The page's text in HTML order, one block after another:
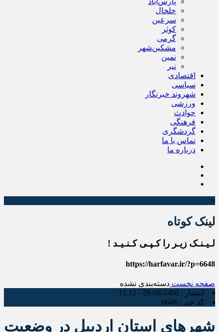
خلخال
سرعین
کوثر
گرمی
مشکین‌شهر
نمین
نیر
اقتصادی
سیاسی
شهروند خبرنگار
ورزشی
حوادث
فرهنگی
گردشگری
تماس با ما
درباره ما
×
لینک کوتاه
لـیـنـک زیـر را کـپـی کـنـیـد !
https://harfavar.ir/?p=6648
صفحه نخست دسته‌بندی نشده
انتشار : 1400-08-29 - 11:12
کد خبر : 6648
شهرهای استان اردبیل در وضعیت